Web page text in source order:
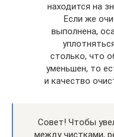
находится на
Если же
выполнена,
столько, что
уменьшен, то
и качество
Совет! Чтобы
между чистками,